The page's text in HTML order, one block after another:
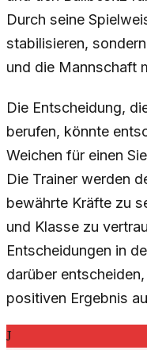
Durch seine
stabilisieren,
und die Mannschaft
Die Entscheidung,
berufen, könnte
Weichen für einen
Die Trainer werden
bewährte Kräfte zu
und Klasse zu
Entscheidungen in
darüber
positiven Ergebnis
J